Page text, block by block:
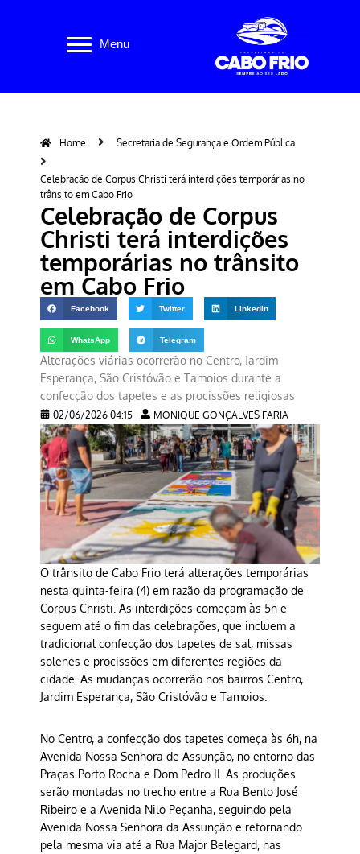
Menu
Home Secretaria de Segurança e Ordem Pública
Celebração de Corpus Christi terá interdições temporárias no
trânsito em Cabo Frio
Celebração de Corpus
Christi terá interdições
temporárias no trânsito
em Cabo Frio
Facebook Twitter LinkedIn
WhatsApp Telegram
Alterações viárias ocorrerão no Centro, Jardim
Esperança, São Cristóvão e Tamoios durante a
confecção dos tapetes e as procissões religiosas
02/06/2026 04:15 MONIQUE GONÇALVES FARIA
O trânsito de Cabo Frio terá alterações temporárias
nesta quinta-feira (4) em razão da programação de
Corpus Christi. As interdições começam às 5h e
seguem até o fim das celebrações, que incluem a
tradicional confecção dos tapetes de sal, missas
solenes e procissões em diferentes regiões da
cidade. As mudanças ocorrerão nos bairros Centro,
Jardim Esperança, São Cristóvão e Tamoios.
No Centro, a confecção dos tapetes começa às 6h, na
Avenida Nossa Senhora de Assunção, no entorno das
Praças Porto Rocha e Dom Pedro II. As produções
serão montadas no trecho entre a Rua Bento José
Ribeiro e a Avenida Nilo Peçanha, seguindo pela
Avenida Nossa Senhora da Assunção e retornando
pela mesma via até a Rua Major Belegard, nas